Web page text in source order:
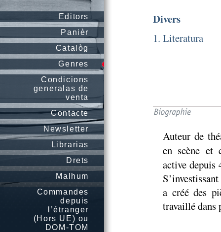
Editors
Panièr
Catalòg
Genres
Condicions
generalas de
venta
Contacte
Newsletter
Librarias
Drets
Malhum
Commandes
depuis
l’étranger
(Hors UE) ou
DOM-TOM
Divers
1. Literatura
Auteur de
en scène et
active depuis
a créé des
travaillé dans